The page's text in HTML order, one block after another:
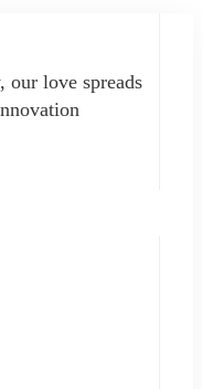
our love spreads